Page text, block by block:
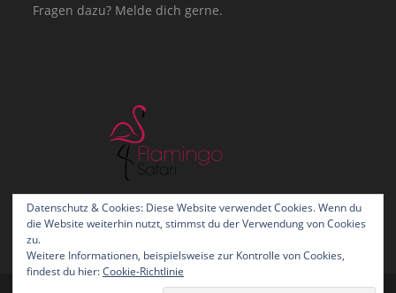
Fragen dazu? Melde dich gerne.
Datenschutz & Cookies: Diese Website verwendet Cookies. Wenn du
die Website weiterhin nutzt, stimmst du der Verwendung von Cookies
zu.
Weitere Informationen, beispielsweise zur Kontrolle von Cookies,
findest du hier:Cookie-Richtlinie